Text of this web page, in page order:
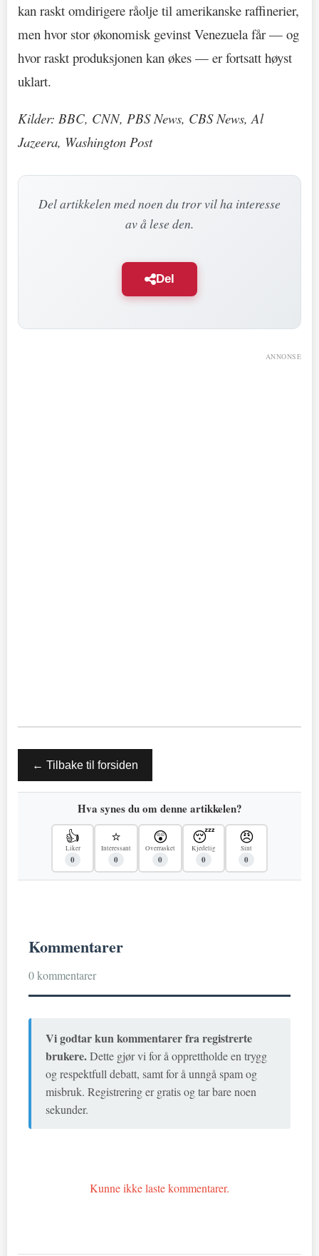
kan raskt omdirigere råolje til amerikanske raffinerier,
men hvor stor økonomisk gevinst Venezuela får — og
hvor raskt produksjonen kan økes — er fortsatt høyst
uklart.
Kilder: BBC, CNN, PBS News, CBS News, Al
Jazeera, Washington Post
Del artikkelen med noen du tror vil ha interesse
av å lese den.
Del
ANNONSE
← Tilbake til forsiden
Hva synes du om denne artikkelen?
👍
Liker
0
⭐
Interessant
0
😲
Overrasket
0
😴
Kjedelig
0
😠
Sint
0
Kommentarer
0 kommentarer
Vi godtar kun kommentarer fra registrerte
brukere.Dette gjør vi for å opprettholde en trygg
og respektfull debatt, samt for å unngå spam og
misbruk. Registrering er gratis og tar bare noen
sekunder.
Kunne ikke laste kommentarer.